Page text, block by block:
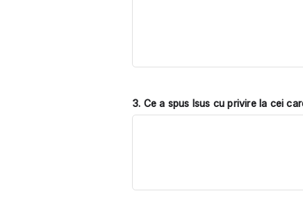
3. Ce a spus Isus cu privire la cei